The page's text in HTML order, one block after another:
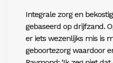
Integrale zorg en
gebaseerd op drijfzand.
er iets wezenlijks mis is
geboortezorg waardoor